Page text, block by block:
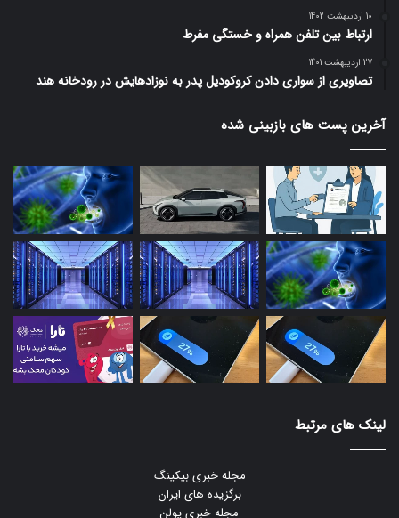
10 اردیبهشت 1402
ارتباط بین تلفن همراه و خستگی مفرط
27 اردیبهشت 1401
تصاویری از سواری دادن کروکودیل پدر به نوزادهایش در رودخانه هند
آخرین پست های بازبینی شده
لینک های مرتبط
مجله خبری بیکینگ
برگزیده های ایران
مجله خبری یولن